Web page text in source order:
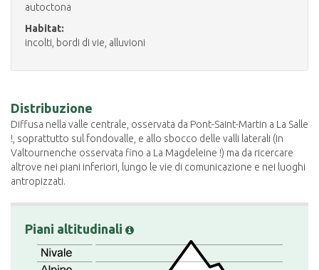
autoctona
Habitat:
incolti, bordi di vie, alluvioni
Distribuzione
Diffusa nella valle centrale, osservata da Pont-Saint-Martin a La Salle
!, soprattutto sul fondovalle, e allo sbocco delle valli laterali (in
Valtournenche osservata fino a La Magdeleine !) ma da ricercare
altrove nei piani inferiori, lungo le vie di comunicazione e nei luoghi
antropizzati.
Piani altitudinali